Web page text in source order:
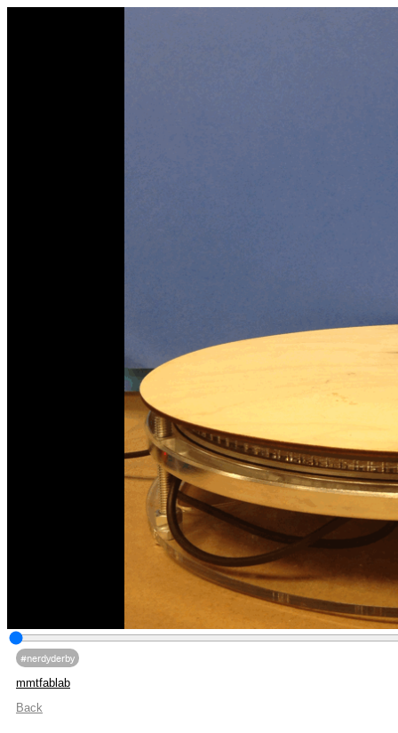
#nerdyderby
mmtfablab
Back